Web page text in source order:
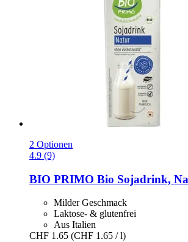
2 Optionen
4.9 (9)
BIO PRIMO Bio Sojadrink,
Milder Geschmack
Laktose- & glutenfrei
Aus Italien
CHF 1.65 (CHF 1.65 / l)